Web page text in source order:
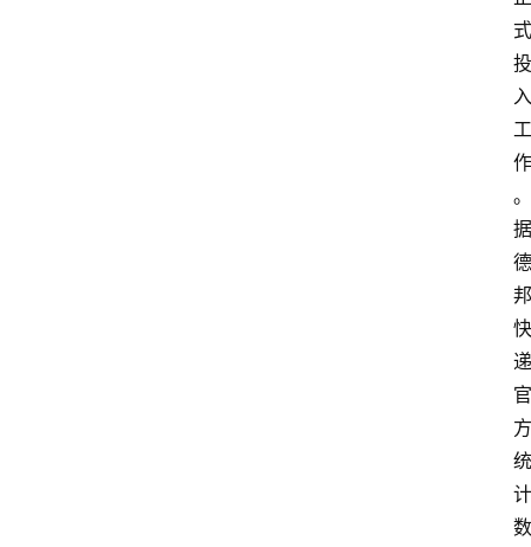
式
投
入
工
作
。
据
德
邦
快
递
官
方
统
计
数